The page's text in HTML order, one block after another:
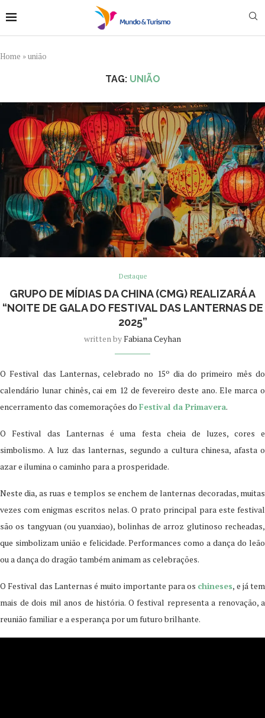
Home »união
TAG: UNIÃO
Destaque
GRUPO DE MÍDIAS DA CHINA (CMG) REALIZARÁ A
“NOITE DE GALA DO FESTIVAL DAS LANTERNAS DE
2025”
written byFabiana Ceyhan
O Festival das Lanternas, celebrado no 15º dia do primeiro mês do
calendário lunar chinês, cai em 12 de fevereiro deste ano. Ele marca o
encerramento das comemorações do Festival da Primavera.
O Festival das Lanternas é uma festa cheia de luzes, cores e
simbolismo. A luz das lanternas, segundo a cultura chinesa, afasta o
azar e ilumina o caminho para a prosperidade.
Neste dia, as ruas e templos se enchem de lanternas decoradas, muitas
vezes com enigmas escritos nelas. O prato principal para este festival
são os tangyuan (ou yuanxiao), bolinhas de arroz glutinoso recheadas,
que simbolizam união e felicidade. Performances como a dança do leão
ou a dança do dragão também animam as celebrações.
O Festival das Lanternas é muito importante para os chineses, e já tem
mais de dois mil anos de história. O festival representa a renovação, a
reunião familiar e a esperança por um futuro brilhante.